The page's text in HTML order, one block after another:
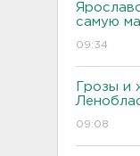
самую
09:34
Грозы и
09:08